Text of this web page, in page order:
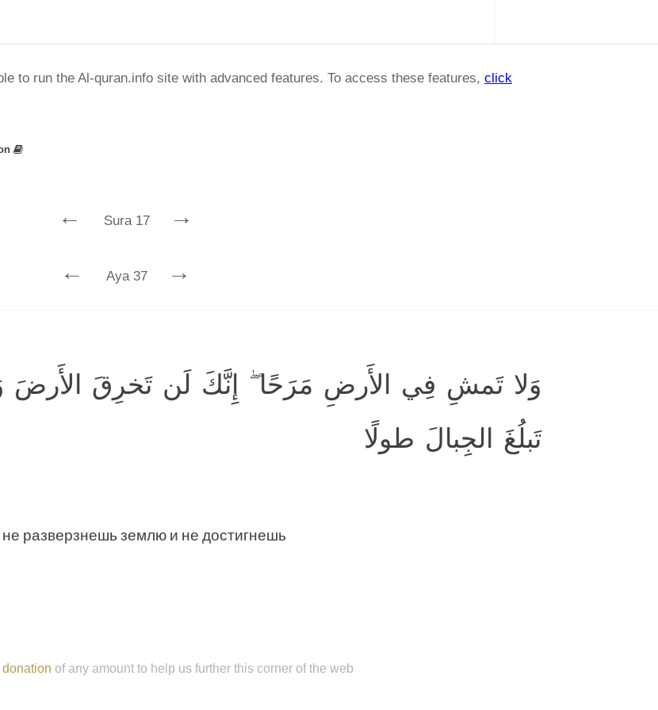
to run the Al-quran.info site with advanced features. To access these features, click
← Sura 17 →
← Aya 37 →
وَلا تَمشِ فِي الأَرضِ مَرَحًا ۖ إِنَّكَ لَن تَخرِقَ الأَرضَ
تَبلُغَ الجِبالَ طولًا
разверзнешь землю и не достигнешь
donation of any amount to help us further this corner of the web